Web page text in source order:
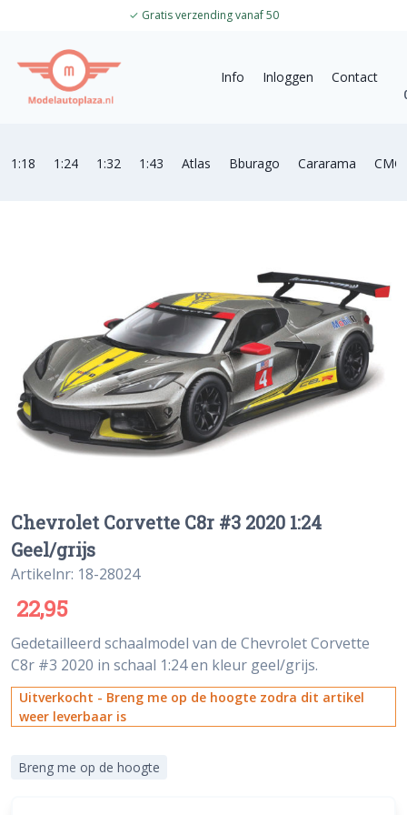
✓ Gratis verzending vanaf 50
Info Inloggen
Contact
1:18 1:24 1:32 1:43 Atlas Bburago Cararama CMC
Chevrolet Corvette C8r #3 2020 1:24
Geel/grijs
Artikelnr: 18-28024
22,95
Gedetailleerd schaalmodel van de Chevrolet Corvette
C8r #3 2020 in schaal 1:24 en kleur geel/grijs.
Uitverkocht - Breng me op de hoogte zodra dit artikel
weer leverbaar is
Breng me op de hoogte